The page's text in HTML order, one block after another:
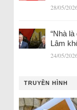
28/05/
“Nhà
Lâm
24/05/
TRUYỀN HÌNH